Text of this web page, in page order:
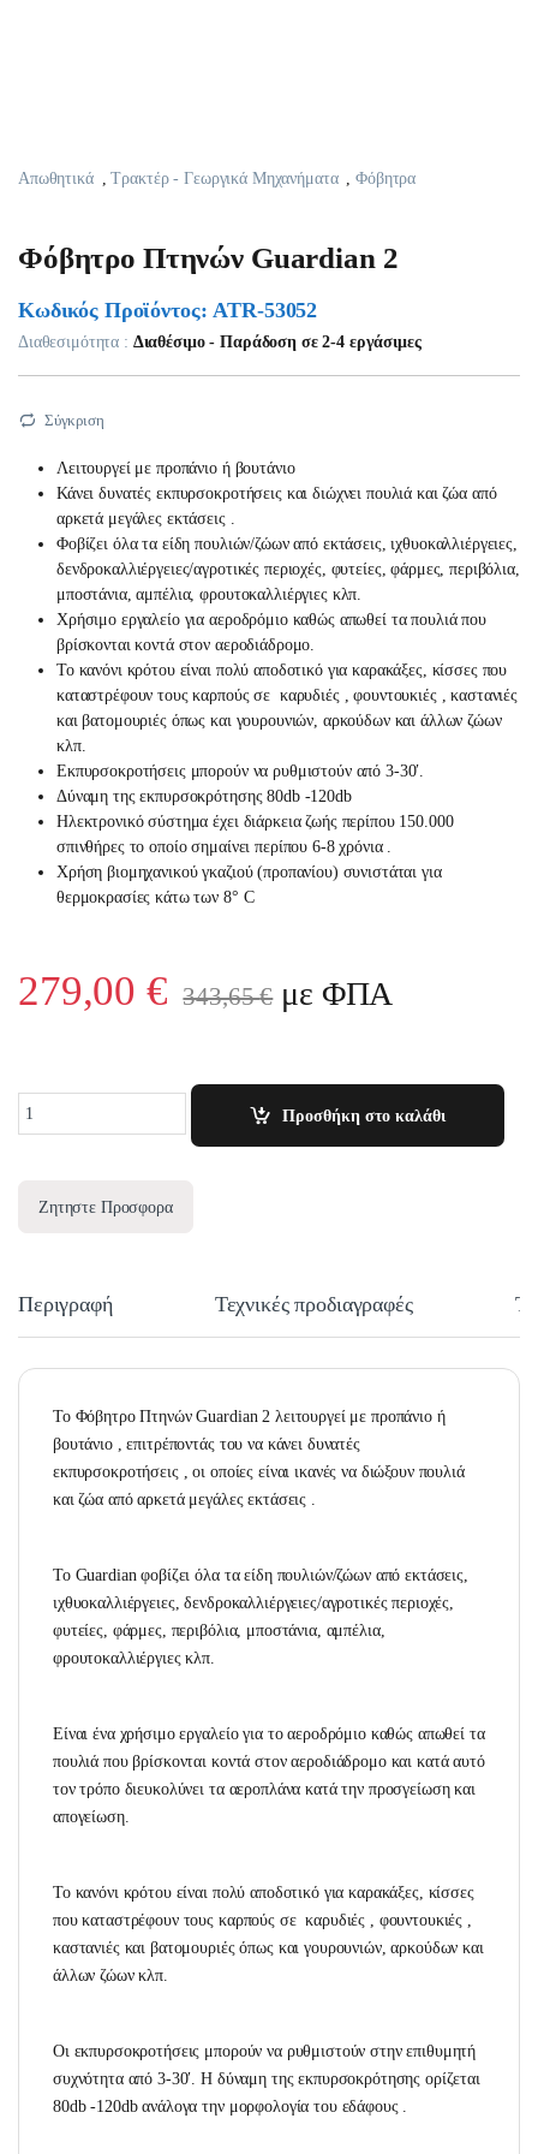
Απωθητικά ,Τρακτέρ - Γεωργικά Μηχανήματα ,Φόβητρα
Φόβητρο Πτηνών Guardian 2
Κωδικός Προϊόντος: ATR-53052
Διαθεσιμότητα : Διαθέσιμο - Παράδοση σε 2-4 εργάσιμες
Σύγκριση
Λειτουργεί με προπάνιο ή βουτάνιο
Κάνει δυνατές εκπυρσοκροτήσεις και διώχνει πουλιά και ζώα από
αρκετά μεγάλες εκτάσεις .
Φοβίζει όλα τα είδη πουλιών/ζώων από εκτάσεις, ιχθυοκαλλιέργειες,
δενδροκαλλιέργειες/αγροτικές περιοχές, φυτείες, φάρμες, περιβόλια,
μποστάνια, αμπέλια, φρουτοκαλλιέργιες κλπ.
Χρήσιμο εργαλείο για αεροδρόμιο καθώς απωθεί τα πουλιά που
βρίσκονται κοντά στον αεροδιάδρομο.
Το κανόνι κρότου είναι πολύ αποδοτικό για καρακάξες, κίσσες που
καταστρέφουν τους καρπούς σε καρυδιές , φουντουκιές , καστανιές
και βατομουριές όπως και γουρουνιών, αρκούδων και άλλων ζώων
κλπ.
Εκπυρσοκροτήσεις μπορούν να ρυθμιστούν από 3-30′.
Δύναμη της εκπυρσοκρότησης 80db -120db
Ηλεκτρονικό σύστημα έχει διάρκεια ζωής περίπου 150.000
σπινθήρες το οποίο σημαίνει περίπου 6-8 χρόνια .
Χρήση βιομηχανικού γκαζιού (προπανίου) συνιστάται για
θερμοκρασίες κάτω των 8° C
279,00€ 343,65€με ΦΠΑ
Προσθήκη στο καλάθι
Ζητηστε Προσφορα
Περιγραφή Τεχνικές προδιαγραφές
Το Φόβητρο Πτηνών Guardian 2 λειτουργεί με προπάνιο ή
βουτάνιο , επιτρέποντάς του να κάνει δυνατές
εκπυρσοκροτήσεις , οι οποίες είναι ικανές να διώξουν πουλιά
και ζώα από αρκετά μεγάλες εκτάσεις .
Το Guardian φοβίζει όλα τα είδη πουλιών/ζώων από εκτάσεις,
ιχθυοκαλλιέργειες, δενδροκαλλιέργειες/αγροτικές περιοχές,
φυτείες, φάρμες, περιβόλια, μποστάνια, αμπέλια,
φρουτοκαλλιέργιες κλπ.
Είναι ένα χρήσιμο εργαλείο για το αεροδρόμιο καθώς απωθεί τα
πουλιά που βρίσκονται κοντά στον αεροδιάδρομο και κατά αυτό
τον τρόπο διευκολύνει τα αεροπλάνα κατά την προσγείωση και
απογείωση.
Το κανόνι κρότου είναι πολύ αποδοτικό για καρακάξες, κίσσες
που καταστρέφουν τους καρπούς σε καρυδιές , φουντουκιές ,
καστανιές και βατομουριές όπως και γουρουνιών, αρκούδων και
άλλων ζώων κλπ.
Οι εκπυρσοκροτήσεις μπορούν να ρυθμιστούν στην επιθυμητή
συχνότητα από 3-30′. Η δύναμη της εκπυρσοκρότησης ορίζεται
80db -120db ανάλογα την μορφολογία του εδάφους .